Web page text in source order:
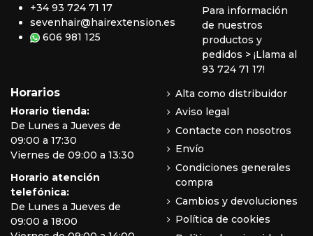
+34 93 724 71 17
sevenhair@hairextension.es
606 981 125
Para información
de nuestros
productos y
pedidos > ¡Llama al
93 724 71 17!
Horarios
Horario tienda:
De Lunes a Jueves de
09:00 a 17:30
Viernes de 09:00 a 13:30
Horario atención
telefónica:
De Lunes a Jueves de
09:00 a 18:00
Alta como distribuidor
Aviso legal
Contacte con nosotros
Envío
Condiciones generales
compra
Cambios y devoluciones
Política de cookies